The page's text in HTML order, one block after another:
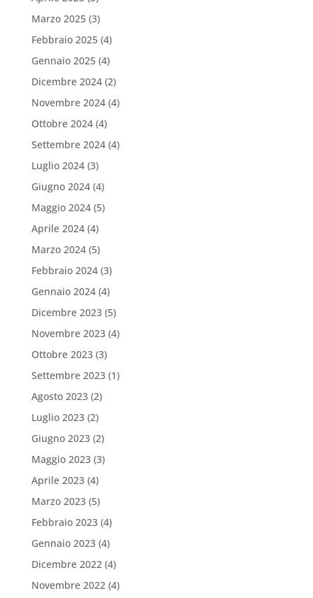
Marzo 2025(3)
Febbraio 2025(4)
Gennaio 2025(4)
Dicembre 2024(2)
Novembre 2024(4)
Ottobre 2024(4)
Settembre 2024(4)
Luglio 2024(3)
Giugno 2024(4)
Maggio 2024(5)
Aprile 2024(4)
Marzo 2024(5)
Febbraio 2024(3)
Gennaio 2024(4)
Dicembre 2023(5)
Novembre 2023(4)
Ottobre 2023(3)
Settembre 2023(1)
Agosto 2023(2)
Luglio 2023(2)
Giugno 2023(2)
Maggio 2023(3)
Aprile 2023(4)
Marzo 2023(5)
Febbraio 2023(4)
Gennaio 2023(4)
Dicembre 2022(4)
Novembre 2022(4)